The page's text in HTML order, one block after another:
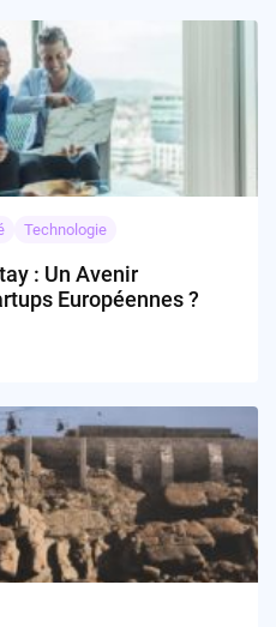
Technologie
: Un Avenir
Européennes ?